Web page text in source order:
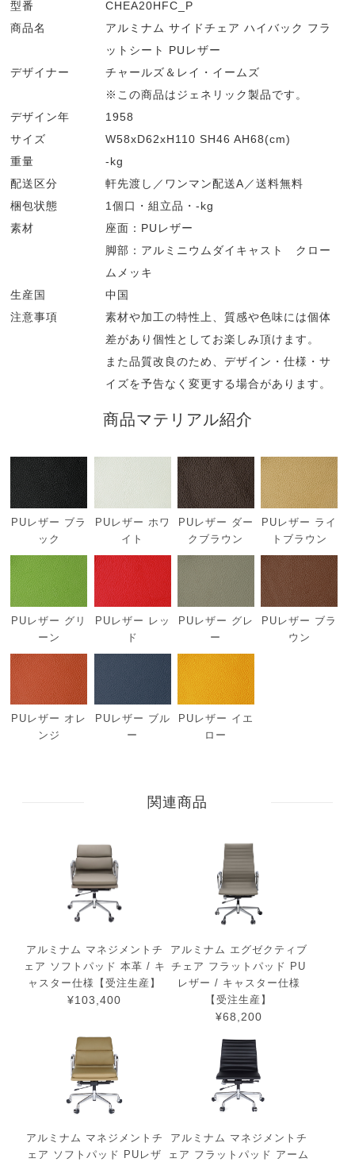
型番
CHEA20HFC_P
商品名
アルミナム サイドチェア ハイバック フラ
ットシート PUレザー
デザイナー
チャールズ＆レイ・イームズ
※この商品はジェネリック製品です。
デザイン年
1958
サイズ
W58xD62xH110 SH46 AH68(cm)
重量
-kg
配送区分
軒先渡し／ワンマン配送A／送料無料
梱包状態
1個口・組立品・-kg
素材
座面：PUレザー
脚部：アルミニウムダイキャスト クロー
ムメッキ
生産国
中国
注意事項
素材や加工の特性上、質感や色味には個体
差があり個性としてお楽しみ頂けます。
また品質改良のため、デザイン・仕様・サ
イズを予告なく変更する場合があります。
商品マテリアル紹介
PUレザー ブラ
ック
PUレザー ホワ
イト
PUレザー ダー
クブラウン
PUレザー ライ
トブラウン
PUレザー グリ
ーン
PUレザー レッ
ド
PUレザー グレ
ー
PUレザー ブラ
ウン
PUレザー オレ
ンジ
PUレザー ブル
ー
PUレザー イエ
ロー
関連商品
アルミナム マネジメントチ
ェア ソフトパッド 本革 / キ
ャスター仕様【受注生産】
¥103,400
アルミナム エグゼクティブ
チェア フラットパッド PU
レザー / キャスター仕様
【受注生産】
¥68,200
アルミナム マネジメントチ
ェア ソフトパッド PUレザ
アルミナム マネジメントチ
ェア フラットパッド アーム